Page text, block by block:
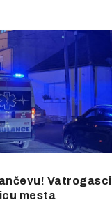
Vatrogasci
mesta